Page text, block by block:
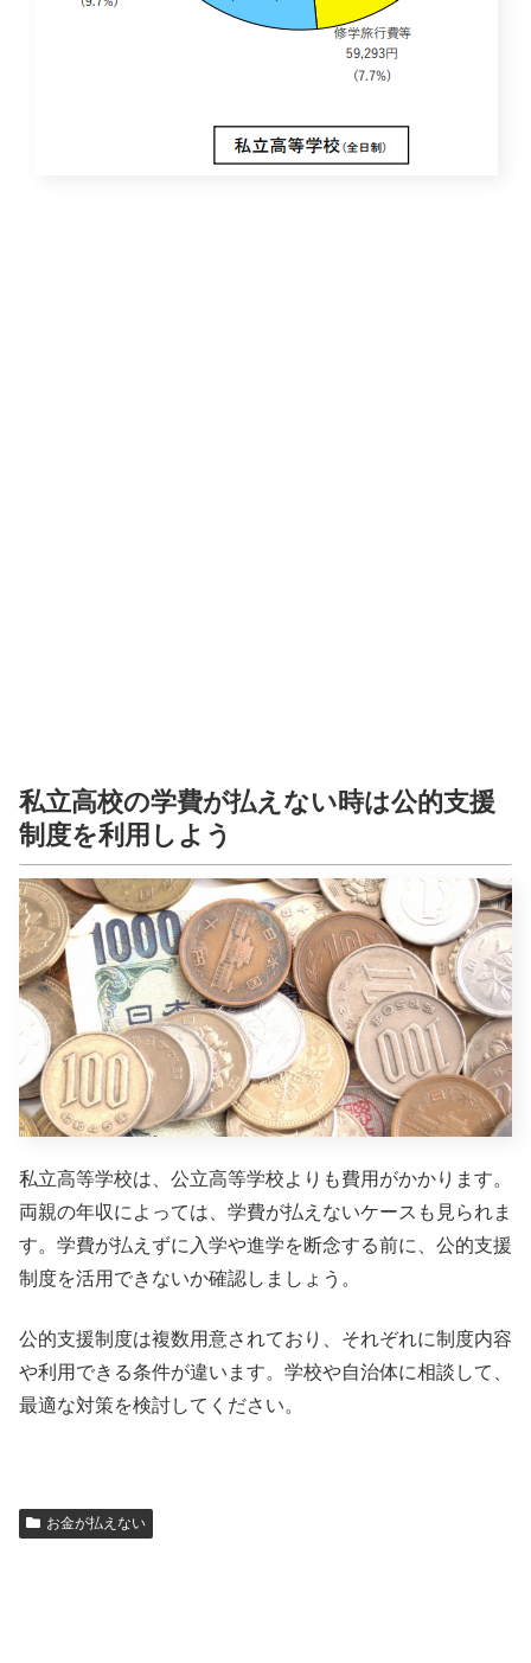
私立高校の学費が払えない時は公的支援
制度を利用しよう
私立高等学校は、公立高等学校よりも費用がかかります。
両親の年収によっては、学費が払えないケースも見られま
す。学費が払えずに入学や進学を断念する前に、公的支援
制度を活用できないか確認しましょう。
公的支援制度は複数用意されており、それぞれに制度内容
や利用できる条件が違います。学校や自治体に相談して、
最適な対策を検討してください。
お金が払えない